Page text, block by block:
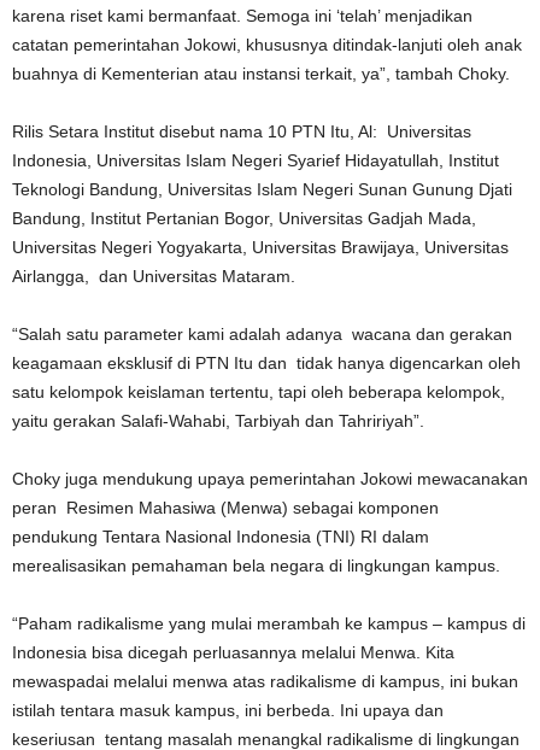
karena riset kami bermanfaat. Semoga ini ‘telah’ menjadikan
catatan pemerintahan Jokowi, khususnya ditindak-lanjuti oleh anak
buahnya di Kementerian atau instansi terkait, ya”, tambah Choky.
Rilis Setara Institut disebut nama 10 PTN Itu, Al: Universitas
Indonesia, Universitas Islam Negeri Syarief Hidayatullah, Institut
Teknologi Bandung, Universitas Islam Negeri Sunan Gunung Djati
Bandung, Institut Pertanian Bogor, Universitas Gadjah Mada,
Universitas Negeri Yogyakarta, Universitas Brawijaya, Universitas
Airlangga, dan Universitas Mataram.
“Salah satu parameter kami adalah adanya wacana dan gerakan
keagamaan eksklusif di PTN Itu dan tidak hanya digencarkan oleh
satu kelompok keislaman tertentu, tapi oleh beberapa kelompok,
yaitu gerakan Salafi-Wahabi, Tarbiyah dan Tahririyah”.
Choky juga mendukung upaya pemerintahan Jokowi mewacanakan
peran Resimen Mahasiwa (Menwa) sebagai komponen
pendukung Tentara Nasional Indonesia (TNI) RI dalam
merealisasikan pemahaman bela negara di lingkungan kampus.
“Paham radikalisme yang mulai merambah ke kampus – kampus di
Indonesia bisa dicegah perluasannya melalui Menwa. Kita
mewaspadai melalui menwa atas radikalisme di kampus, ini bukan
istilah tentara masuk kampus, ini berbeda. Ini upaya dan
keseriusan tentang masalah menangkal radikalisme di lingkungan